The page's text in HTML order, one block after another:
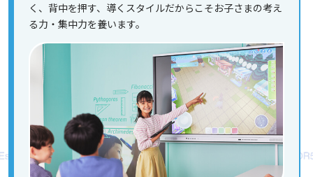
く、背中を押す、導くスタイルだからこそお子さまの考え
る力・集中力を養います。